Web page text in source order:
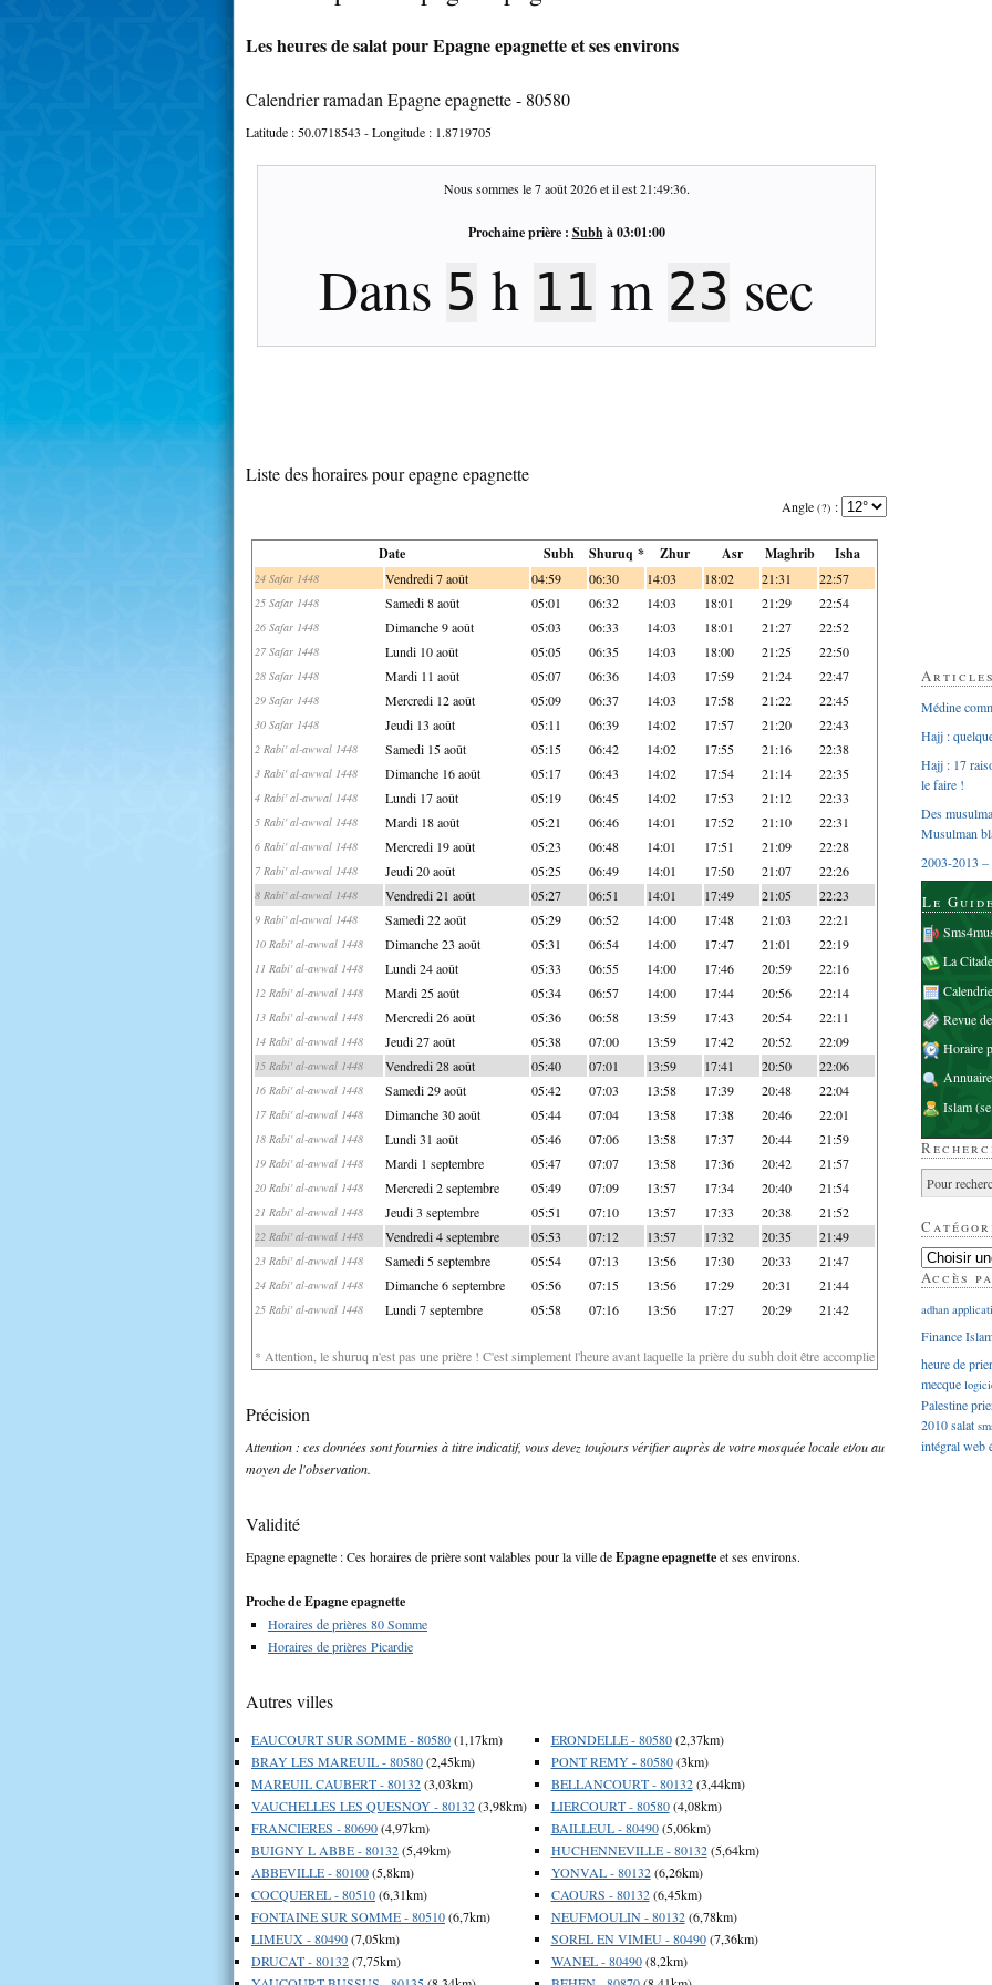
Les heures de salat pour Epagne epagnette et ses environs
Calendrier ramadan Epagne epagnette - 80580
Latitude : 50.0718543 - Longitude : 1.8719705
Nous sommes le7 août 2026et il est21:49:37.
Prochaine prière : Subhà03:01:00
Dans 5 h 11 m 22 sec
Liste des horaires pour epagne epagnette
Angle (?) :
Date Subh Shuruq * Zhur Asr Maghrib Isha
24 Safar 1448 Vendredi 7 août 04:59 06:30 14:03 18:02 21:31 22:57
25 Safar 1448 Samedi 8 août 05:01 06:32 14:03 18:01 21:29 22:54
26 Safar 1448 Dimanche 9 août 05:03 06:33 14:03 18:01 21:27 22:52
27 Safar 1448 Lundi 10 août 05:05 06:35 14:03 18:00 21:25 22:50
28 Safar 1448 Mardi 11 août 05:07 06:36 14:03 17:59 21:24 22:47
29 Safar 1448 Mercredi 12 août 05:09 06:37 14:03 17:58 21:22 22:45
30 Safar 1448 Jeudi 13 août 05:11 06:39 14:02 17:57 21:20 22:43
2 Rabi' al-awwal 1448 Samedi 15 août 05:15 06:42 14:02 17:55 21:16 22:38
3 Rabi' al-awwal 1448 Dimanche 16 août 05:17 06:43 14:02 17:54 21:14 22:35
4 Rabi' al-awwal 1448 Lundi 17 août 05:19 06:45 14:02 17:53 21:12 22:33
5 Rabi' al-awwal 1448 Mardi 18 août 05:21 06:46 14:01 17:52 21:10 22:31
6 Rabi' al-awwal 1448 Mercredi 19 août 05:23 06:48 14:01 17:51 21:09 22:28
7 Rabi' al-awwal 1448 Jeudi 20 août 05:25 06:49 14:01 17:50 21:07 22:26
8 Rabi' al-awwal 1448 Vendredi 21 août 05:27 06:51 14:01 17:49 21:05 22:23
9 Rabi' al-awwal 1448 Samedi 22 août 05:29 06:52 14:00 17:48 21:03 22:21
10 Rabi' al-awwal 1448 Dimanche 23 août 05:31 06:54 14:00 17:47 21:01 22:19
11 Rabi' al-awwal 1448 Lundi 24 août 05:33 06:55 14:00 17:46 20:59 22:16
12 Rabi' al-awwal 1448 Mardi 25 août 05:34 06:57 14:00 17:44 20:56 22:14
13 Rabi' al-awwal 1448 Mercredi 26 août 05:36 06:58 13:59 17:43 20:54 22:11
14 Rabi' al-awwal 1448 Jeudi 27 août 05:38 07:00 13:59 17:42 20:52 22:09
15 Rabi' al-awwal 1448 Vendredi 28 août 05:40 07:01 13:59 17:41 20:50 22:06
16 Rabi' al-awwal 1448 Samedi 29 août 05:42 07:03 13:58 17:39 20:48 22:04
17 Rabi' al-awwal 1448 Dimanche 30 août 05:44 07:04 13:58 17:38 20:46 22:01
18 Rabi' al-awwal 1448 Lundi 31 août 05:46 07:06 13:58 17:37 20:44 21:59
19 Rabi' al-awwal 1448 Mardi 1 septembre 05:47 07:07 13:58 17:36 20:42 21:57
20 Rabi' al-awwal 1448 Mercredi 2 septembre 05:49 07:09 13:57 17:34 20:40 21:54
21 Rabi' al-awwal 1448 Jeudi 3 septembre 05:51 07:10 13:57 17:33 20:38 21:52
22 Rabi' al-awwal 1448 Vendredi 4 septembre 05:53 07:12 13:57 17:32 20:35 21:49
23 Rabi' al-awwal 1448 Samedi 5 septembre 05:54 07:13 13:56 17:30 20:33 21:47
24 Rabi' al-awwal 1448 Dimanche 6 septembre 05:56 07:15 13:56 17:29 20:31 21:44
25 Rabi' al-awwal 1448 Lundi 7 septembre 05:58 07:16 13:56 17:27 20:29 21:42
* Attention, le shuruq n'est pas une prière ! C'est simplement l'heure avant laquelle la prière du subh doit être accomplie
Précision
Attention : ces données sont fournies à titre indicatif, vous devez toujours vérifier auprès de votre mosquée locale et/ou au
moyen de l'observation.
Validité
Epagne epagnette : Ces horaires de prière sont valables pour la ville deEpagne epagnetteet ses environs.
Proche de Epagne epagnette
Horaires de prières 80 Somme
Horaires de prières Picardie
Autres villes
EAUCOURT SUR SOMME - 80580(1,17km)
BRAY LES MAREUIL - 80580(2,45km)
MAREUIL CAUBERT - 80132(3,03km)
VAUCHELLES LES QUESNOY - 80132(3,98km)
FRANCIERES - 80690(4,97km)
BUIGNY L ABBE - 80132(5,49km)
ABBEVILLE - 80100(5,8km)
COCQUEREL - 80510(6,31km)
FONTAINE SUR SOMME - 80510(6,7km)
LIMEUX - 80490(7,05km)
DRUCAT - 80132(7,75km)
ERONDELLE - 80580(2,37km)
PONT REMY - 80580(3km)
BELLANCOURT - 80132(3,44km)
LIERCOURT - 80580(4,08km)
BAILLEUL - 80490(5,06km)
HUCHENNEVILLE - 80132(5,64km)
YONVAL - 80132(6,26km)
CAOURS - 80132(6,45km)
NEUFMOULIN - 80132(6,78km)
SOREL EN VIMEU - 80490(7,36km)
WANEL - 80490(8,2km)
Médine
Hajj :
Hajj : 17
le faire !
Des
Musulman
2003-2013 –
Le
La
Revue
Horaire
Islam
Accès
adhan
Finance
heure de
mecque
Palestine
2010salat
intégralweb